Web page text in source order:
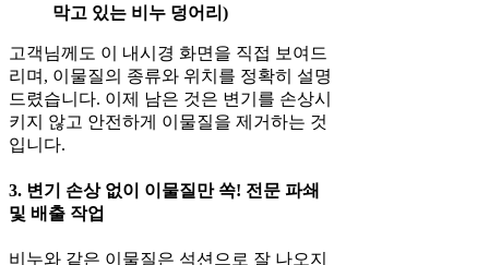
막고 있는 비누 덩어리)
고객님께도 이 내시경 화면을 직접 보여드
리며, 이물질의 종류와 위치를 정확히 설명
드렸습니다. 이제 남은 것은 변기를 손상시
키지 않고 안전하게 이물질을 제거하는 것
입니다.
3. 변기 손상 없이 이물질만 쏙! 전문 파쇄
및 배출 작업
비누와 같은 이물질은 석션으로 잘 나오지